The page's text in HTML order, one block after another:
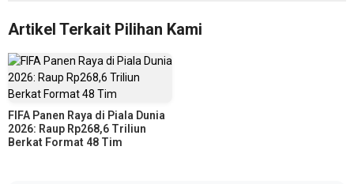
Artikel Terkait Pilihan Kami
FIFA Panen Raya di Piala Dunia
2026: Raup Rp268,6 Triliun
Berkat Format 48 Tim